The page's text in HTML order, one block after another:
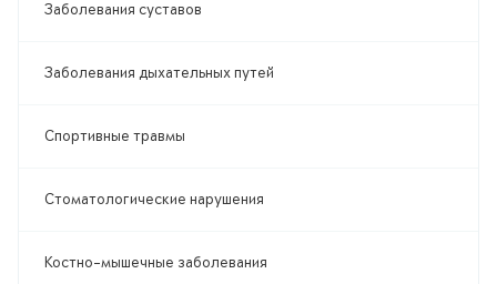
Заболевания суставов
Заболевания дыхательных путей
Спортивные травмы
Стоматологические нарушения
Костно-мышечные заболевания